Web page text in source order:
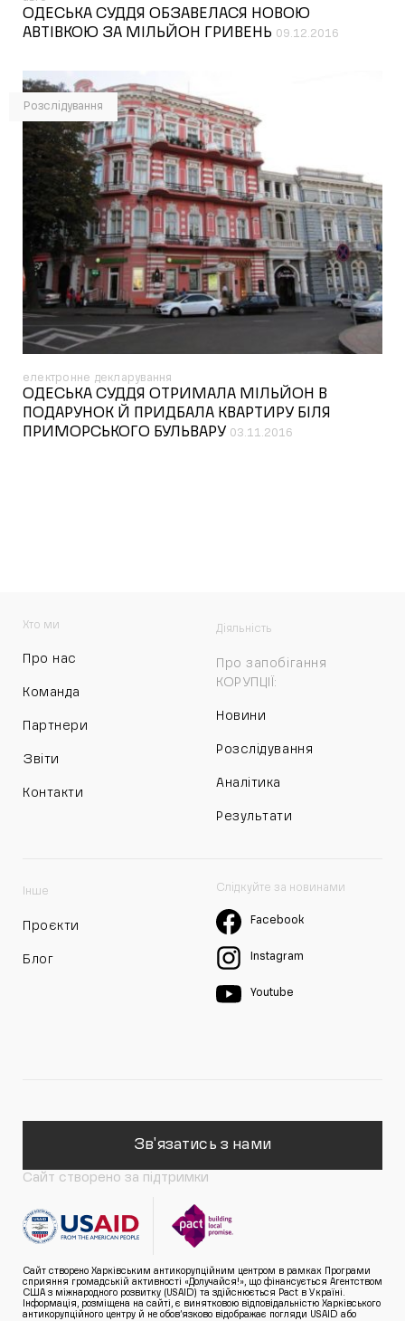
ОДЕСЬКА СУДДЯ ОБЗАВЕЛАСЯ НОВОЮ
АВТІВКОЮ ЗА МІЛЬЙОН ГРИВЕНЬ 09.12.2016
Розслідування
електронне декларування
ОДЕСЬКА СУДДЯ ОТРИМАЛА МІЛЬЙОН В
ПОДАРУНОК Й ПРИДБАЛА КВАРТИРУ БІЛЯ
ПРИМОРСЬКОГО БУЛЬВАРУ 03.11.2016
Хто ми
Про нас
Команда
Партнери
Звіти
Контакти
Діяльність
Про запобігання
КОРУПЦІЇ:
Новини
Розслідування
Аналітика
Результати
Інше
Проєкти
Блог
Слідкуйте за новинами
Facebook
Instagram
Youtube
Зв'язатись з нами
Сайт створено за підтримки
Сайт створено Харківським антикорупційним центром в рамках Програми
сприяння громадській активності «Долучайся!», що фінансується Агентством
США з міжнародного розвитку (USAID) та здійснюється Pact в Україні.
Інформація, розміщена на сайті, є винятковою відповідальністю Харківського
антикорупційного центру й не обов’язково відображає погляди USAID або